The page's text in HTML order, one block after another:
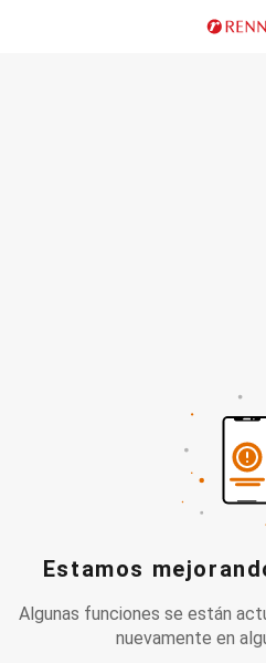
Estamos
Algunas funciones se están
nuevamente en